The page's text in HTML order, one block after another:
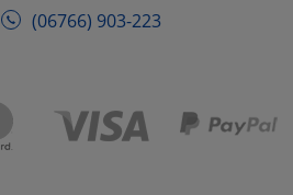
(06766) 903-223